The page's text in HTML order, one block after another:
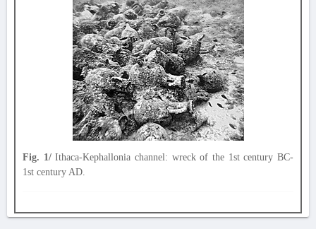
Fig. 1/Ithaca-Kephallonia channel: wreck of the 1st century BC-
1st century AD.